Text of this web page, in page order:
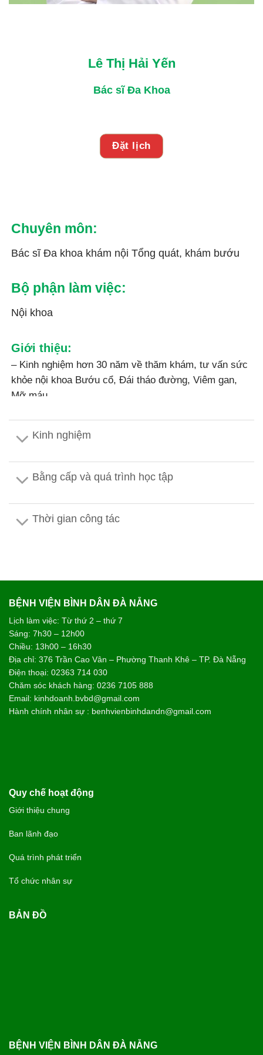
Lê Thị Hải Yến
Bác sĩ Đa Khoa
Đặt lịch
Chuyên môn:
Bác sĩ Đa khoa khám nội Tổng quát, khám bướu
Bộ phận làm việc:
Nội khoa
Giới thiệu:
– Kinh nghiệm hơn 30 năm về thăm khám, tư vấn sức
khỏe nội khoa Bướu cổ, Đái tháo đường, Viêm gan,
Mỡ máu…
Kinh nghiệm
Bằng cấp và quá trình học tập
Thời gian công tác
BỆNH VIỆN BÌNH DÂN ĐÀ NẴNG
Lịch làm việc: Từ thứ 2 – thứ 7
Sáng: 7h30 – 12h00
Chiều: 13h00 – 16h30
Địa chỉ: 376 Trần Cao Vân – Phường Thanh Khê – TP. Đà Nẵng
Điện thoại: 02363 714 030
Chăm sóc khách hàng: 0236 7105 888
Email: kinhdoanh.bvbd@gmail.com
Hành chính nhân sự : benhvienbinhdandn@gmail.com
Quy chế hoạt động
Giới thiệu chung
Ban lãnh đạo
Quá trình phát triển
Tổ chức nhân sự
BẢN ĐỒ
BỆNH VIỆN BÌNH DÂN ĐÀ NẴNG